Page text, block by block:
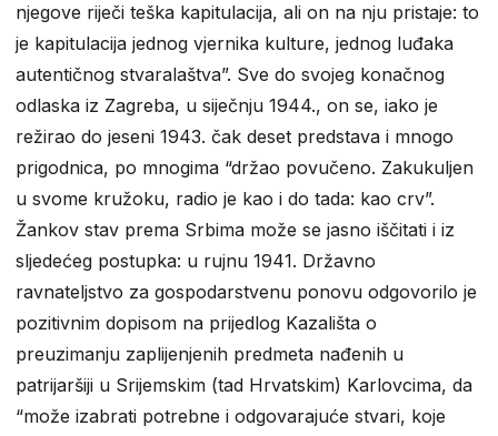
njegove riječi teška kapitulacija, ali on na nju pristaje: to
je kapitulacija jednog vjernika kulture, jednog luđaka
autentičnog stvaralaštva”. Sve do svojeg konačnog
odlaska iz Zagreba, u siječnju 1944., on se, iako je
režirao do jeseni 1943. čak deset predstava i mnogo
prigodnica, po mnogima “držao povučeno. Zakukuljen
u svome kružoku, radio je kao i do tada: kao crv”.
Žankov stav prema Srbima može se jasno iščitati i iz
sljedećeg postupka: u rujnu 1941. Državno
ravnateljstvo za gospodarstvenu ponovu odgovorilo je
pozitivnim dopisom na prijedlog Kazališta o
preuzimanju zaplijenjenih predmeta nađenih u
patrijaršiji u Srijemskim (tad Hrvatskim) Karlovcima, da
“može izabrati potrebne i odgovarajuće stvari, koje